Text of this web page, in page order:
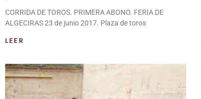
CORRIDA DE TOROS. PRIMERA ABONO. FERIA DE
ALGECIRAS 23 de junio 2017. Plaza de toros
LEER